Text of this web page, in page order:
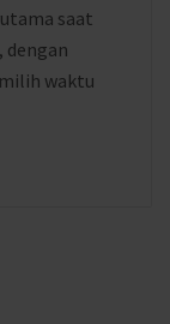
saat
dengan
waktu